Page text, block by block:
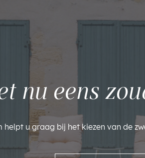
nu eens
helpt u graag bij het kiezen van de